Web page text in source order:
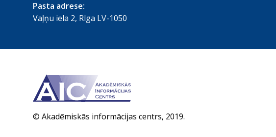
Pasta adrese:
Vaļņu iela 2, Rīga LV-1050
© Akadēmiskās informācijas centrs, 2019.